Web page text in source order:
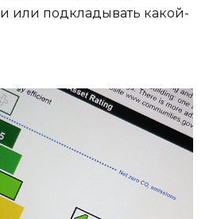
или подкладывать какой-